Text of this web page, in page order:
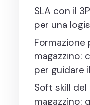
SLA con il
per una
Formazione
magazzino:
per guidare
Soft skill
magazzino: